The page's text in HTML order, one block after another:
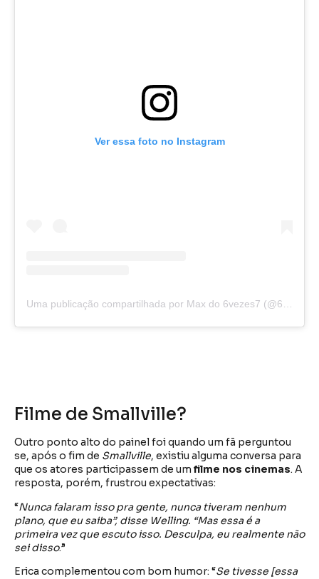
Ver essa foto no Instagram
Filme de Smallville?
Outro ponto alto do painel foi quando um fã perguntou
se, após o fim de Smallville, existiu alguma conversa para
que os atores participassem de um filme nos cinemas. A
resposta, porém, frustrou expectativas:
“Nunca falaram isso pra gente, nunca tiveram nenhum
plano, que eu saiba”, disse Welling. “Mas essa é a
primeira vez que escuto isso. Desculpa, eu realmente não
sei disso.”
Erica complementou com bom humor: “Se tivesse [essa